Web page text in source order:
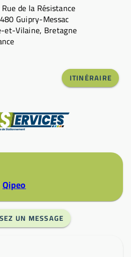
de la Résistance
Guipry-Messac
et-Vilaine, Bretagne
ITINÉRAIRE
Qipeo
UN MESSAGE